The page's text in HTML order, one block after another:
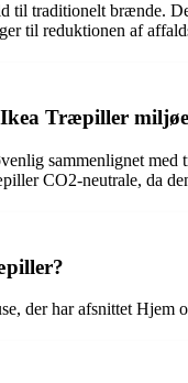
traditionelt brænde.
til reduktionen af
Træpiller
sammenlignet
CO2-neutrale, da
der har afsnittet Hjem